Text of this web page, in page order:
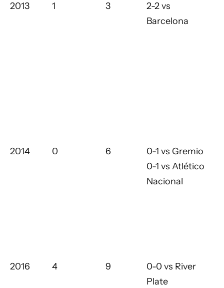
2013 1 3
2-2 vs
Barcelona
2014 0 6
0-1 vs Gremio
0-1 vs Atlético
Nacional
2016 4 9
0-0 vs River
Plate